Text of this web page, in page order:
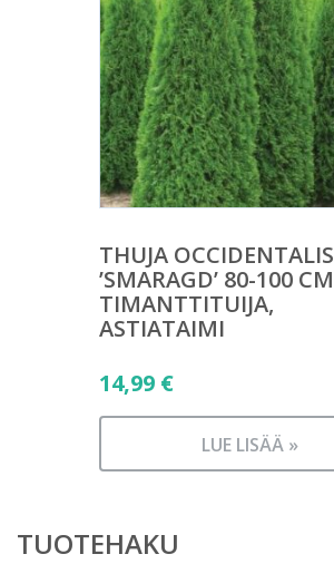
THUJA OCCIDENTALIS
’SMARAGD’ 80-100 CM
TIMANTTITUIJA,
ASTIATAIMI
14,99 €
LUE LISÄÄ »
TUOTEHAKU